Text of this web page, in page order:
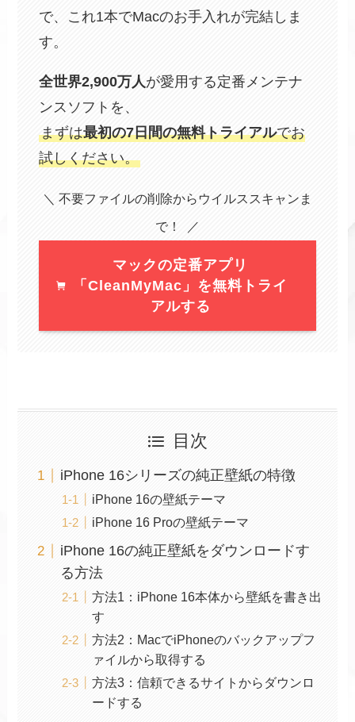
で、これ1本でMacのお手入れが完結しま
す。
全世界2,900万人が愛用する定番メンテナ
ンスソフトを、
まずは最初の7日間の無料トライアルでお
試しください。
＼ 不要ファイルの削除からウイルススキャンま
で！ ／
マックの定番アプリ
「CleanMyMac」を無料トライ
アルする
目次
iPhone 16シリーズの純正壁紙の特徴
iPhone 16の壁紙テーマ
iPhone 16 Proの壁紙テーマ
iPhone 16の純正壁紙をダウンロードす
る方法
方法1：iPhone 16本体から壁紙を書き出
す
方法2：MacでiPhoneのバックアップフ
ァイルから取得する
方法3：信頼できるサイトからダウンロ
ードする